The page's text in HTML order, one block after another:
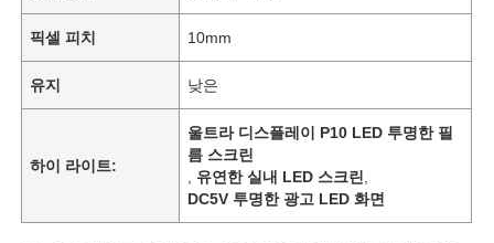
픽셀 피치 10mm
유지 낮은
하이 라이트:
울트라 디스플레이 P10 LED 투명한 필
름 스크린
유연한 실내 LED 스크린
DC5V 투명한 광고 LED 화면